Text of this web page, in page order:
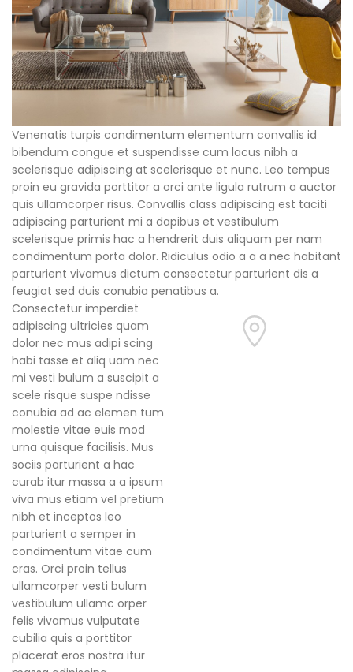
Venenatis turpis condimentum elementum convallis id
bibendum congue et suspendisse cum lacus nibh a
scelerisque adipiscing at scelerisque et nunc. Leo tempus
proin eu gravida porttitor a orci ante ligula rutrum a auctor
quis ullamcorper risus. Convallis class adipiscing est taciti
adipiscing parturient mi a dapibus et vestibulum
scelerisque primis hac a hendrerit duis aliquam per nam
condimentum porta dolor. Ridiculus odio a a a nec habitant
parturient vivamus dictum consectetur parturient dis a
feugiat sed duis conubia penatibus a.
Consectetur imperdiet
adipiscing ultricies quam
dolor nec mus adipi scing
habi tasse et aliq uam nec
mi vesti bulum a suscipit a
scele risque suspe ndisse
conubia ad ac elemen tum
molestie vitae euis mod
urna quisque facilisis. Mus
sociis parturient a hac
curab itur massa a a ipsum
viva mus etiam vel pretium
nibh et inceptos leo
parturient a semper in
condimentum vitae cum
cras. Orci proin tellus
ullamcorper vesti bulum
vestibulum ullamc orper
felis vivamus vulputate
cubilia quis a porttitor
placerat eros nostra itur